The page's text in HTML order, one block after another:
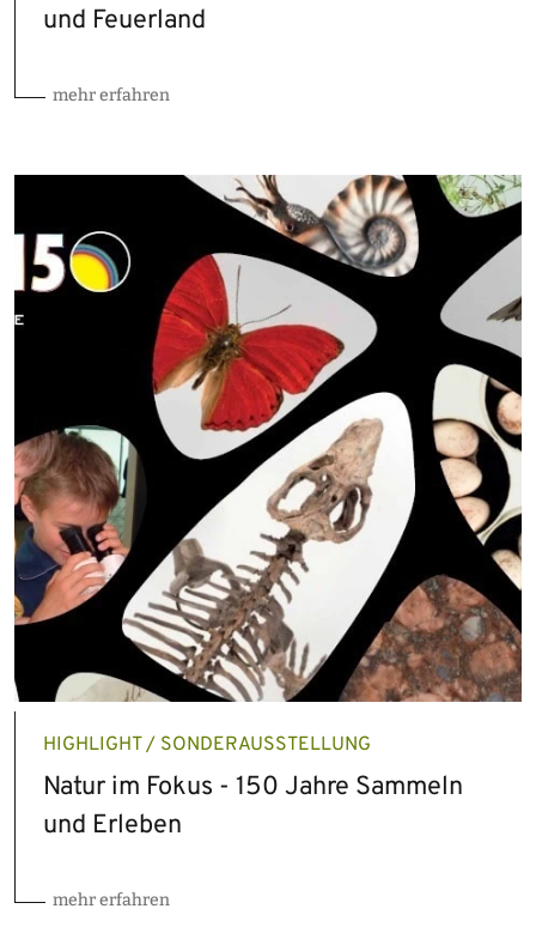
und Feuerland
mehr erfahren
HIGHLIGHT / SONDERAUSSTELLUNG
Natur im Fokus - 150 Jahre Sammeln
und Erleben
mehr erfahren